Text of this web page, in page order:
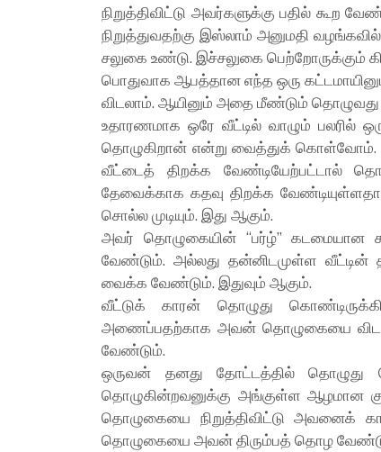
நிறுத்திவிட்டு அவர்களுக்கு பதில் கூற
நிறுத்துவதற்கு இஸ்லாம் அனுமதி
சலுகை உண்டு. இச்சலுகை பெற்றோருக்கும்
பொதுவாக ஆபத்தான எந்த ஒரு
விடலாம். ஆயினும் அதை மீண்டும் தொழுவது
உதாரணமாக ஒரே வீட்டில் வாழும் பலரில்
தொழுகிறான் என்று வைத்துக் கொள்வோம்.
வீட்டைத் திறக்க வேண்டியேற்பட்டால்
தேவைக்காக கதவு திறக்க
சொல்ல முடியும். இது ஆகும்.
அவர் தொழுகையின் “பர்ழ்” கடமையான
வேண்டும். அல்லது தன்னிடமுள்ள வீட்டின்
வைக்க வேண்டும். இதுவும் ஆகும்.
வீட்டுக் காரன் தொழுது
அணைப்பதற்காக அவன் தொழுகையை
வேண்டும்.
ஒருவன் தனது தோட்டத்தில் தொழுது
தொழுகின்றவனுக்கு அங்குள்ள ஆழமான
தொழுகையை நிறுத்திவிட்டு அவனைக்
தொழுகையை அவன் திரும்பத் தொழ